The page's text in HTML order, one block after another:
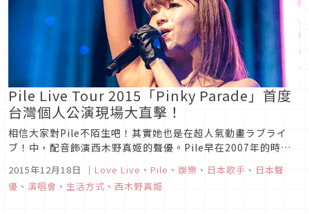
Pile Live Tour 2015「Pinky Parade」首度
台灣個人公演現場大直擊！
相信大家對Pile不陌生吧！其實她也是在超人氣動畫ラブライ
ブ！中，配音飾演西木野真姬的聲優。Pile早在2007年的時
2015年12月18日 ｜ Love Live 、 Pile 、 娛樂 、 日本歌手 、 日本聲
優 、 演唱會 、 生活方式 、 西木野真姬